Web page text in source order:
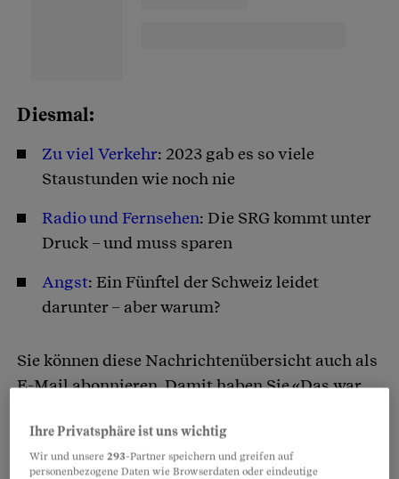
Diesmal:
Zu viel Verkehr: 2023 gab es so viele
Staustunden wie noch nie
Radio und Fernsehen: Die SRG kommt unter
Druck – und muss sparen
Angst: Ein Fünftel der Schweiz leidet
darunter – aber warum?
Sie können diese Nachrichtenübersicht auch als
E-Mail abonnieren. Damit haben Sie «Das war
Melden Sie sich doch gleich an:
Ihre Privatsphäre ist uns wichtig
Wir und unsere293-Partner speichern und greifen auf
personenbezogene Daten wie Browserdaten oder eindeutige